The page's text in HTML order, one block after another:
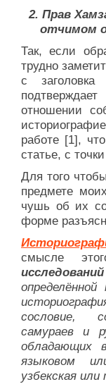
2. Прав
отчимом
Так, если
трудно
с
отношении
работе [1],
статье, с
Для того
предмете
чушь об их
форме
смысле
исследований
сословие,
самураев и
обладающих
языковом
узбекская